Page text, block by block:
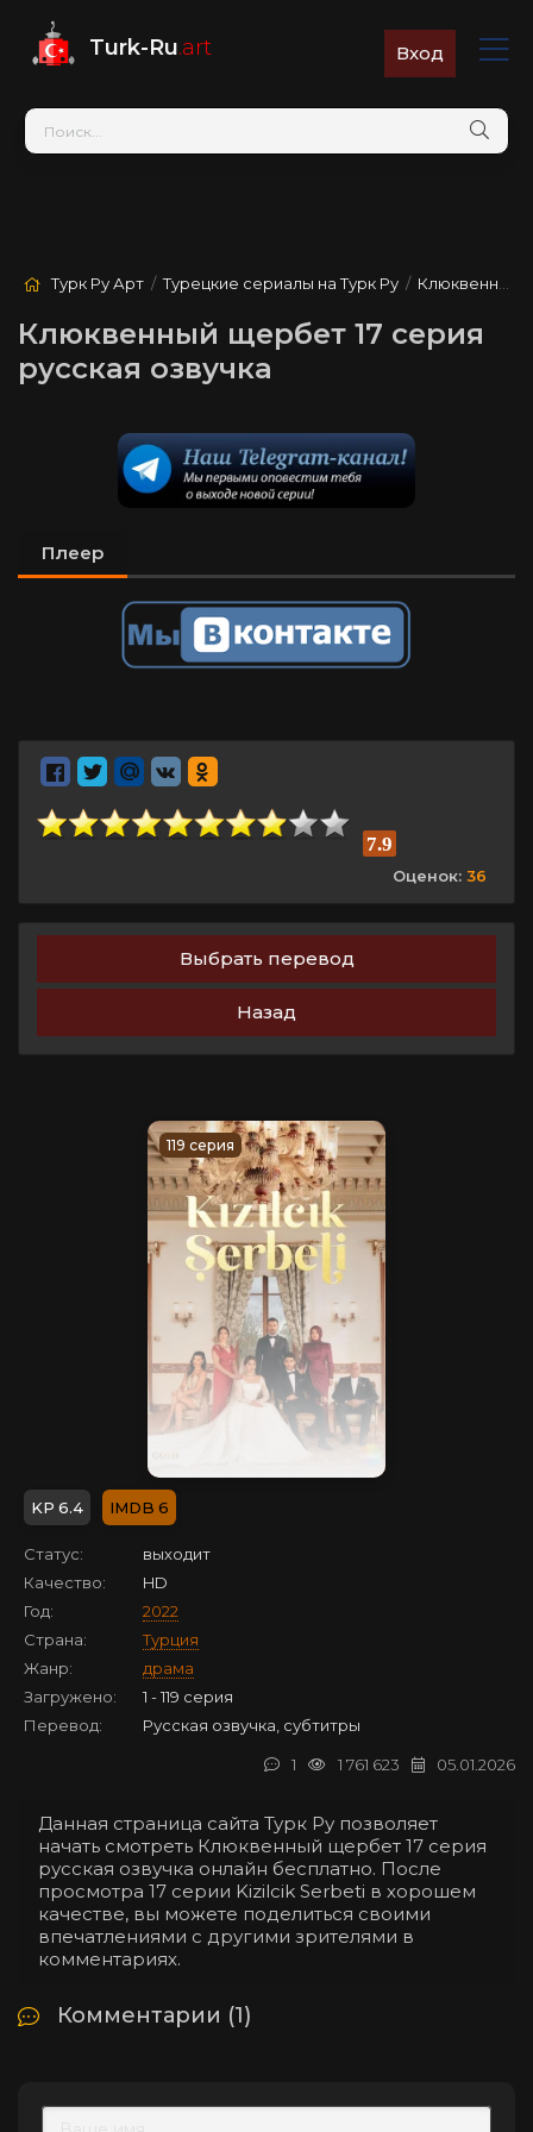
Turk-Ru.art Вход
Турк Ру Арт /Турецкие сериалы на Турк Ру / Клюквенный щербет
Клюквенный щербет 17 серия
русская озвучка
Плеер
7.9
Оценок: 36
Выбрать перевод
Назад
119 серия
6.4 6
Статус:
выходит
Качество:
HD
Год:
2022
Страна:
Турция
Жанр:
драма
Загружено:
1 - 119 серия
Перевод:
Русская озвучка, субтитры
05.01.2026
1 761 623
1
Данная страница сайта Турк Ру позволяет
начать смотреть Клюквенный щербет 17 серия
русская озвучка онлайн бесплатно. После
просмотра 17 серии Kizilcik Serbeti в хорошем
качестве, вы можете поделиться своими
впечатлениями с другими зрителями в
комментариях.
Комментарии (1)